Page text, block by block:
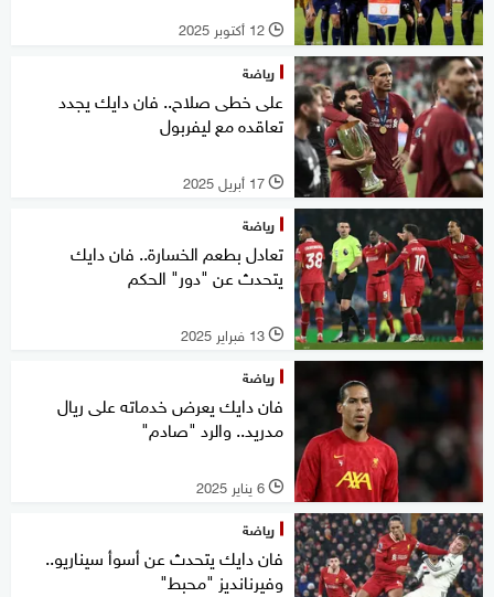
l 12 أكتوبر 2025
رياضة
على خطى صلاح.. فان دايك يجدد
تعاقده مع ليفربول
l 17 أبريل 2025
رياضة
تعادل بطعم الخسارة.. فان دايك
يتحدث عن "دور" الحكم
l 13 فبراير 2025
رياضة
فان دايك يعرض خدماته على ريال
مدريد.. والرد "صادم"
l 6 يناير 2025
رياضة
فان دايك يتحدث عن أسوأ سيناريو..
وفيرنانديز "محبط"